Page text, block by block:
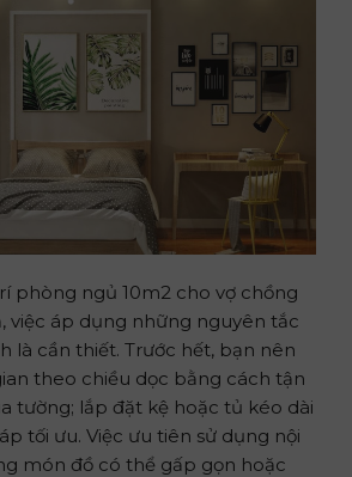
phòng ngủ 10m2 cho vợ chồng
việc áp dụng những nguyên tắc
là cần thiết. Trước hết, bạn nên
theo chiều dọc bằng cách tận
tường; lắp đặt kệ hoặc tủ kéo dài
tối ưu. Việc ưu tiên sử dụng nội
món đồ có thể gấp gọn hoặc